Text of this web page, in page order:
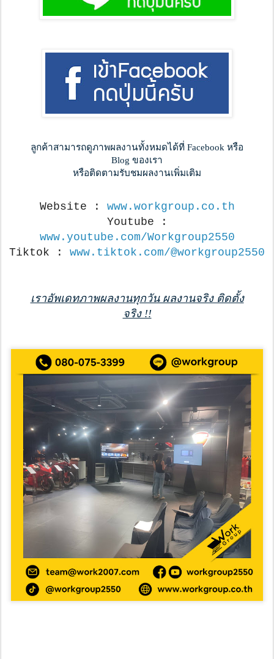
ลูกค้าสามารถดูภาพผลงานทั้งหมดได้ที่ Facebook หรือ
Blog ของเรา
หรือติดตามรับชมผลงานเพิ่มเติม
Website : www.workgroup.co.th
Youtube :
www.youtube.com/Workgroup2550
Tiktok : www.tiktok.com/@workgroup2550
เราอัพเดทภาพผลงานทุกวัน ผลงานจริง ติดตั้ง
จริง !!